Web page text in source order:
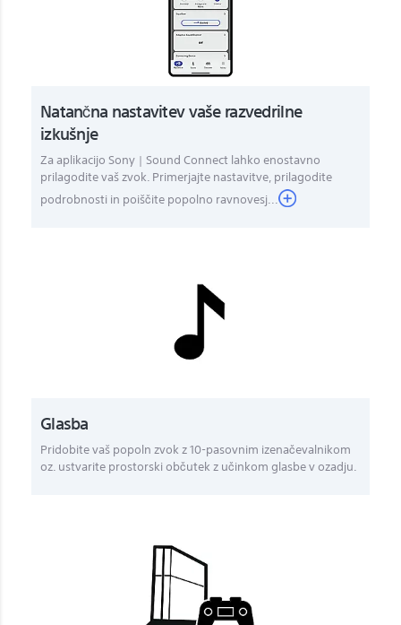
Natančna nastavitev vaše razvedrilne
izkušnje
Za aplikacijo Sony | Sound Connect lahko enostavno
prilagodite vaš zvok. Primerjajte nastavitve, prilagodite
podrobnosti in poiščite popolno ravnovesj...
Glasba
Pridobite vaš popoln zvok z 10-pasovnim izenačevalnikom
oz. ustvarite prostorski občutek z učinkom glasbe v ozadju.